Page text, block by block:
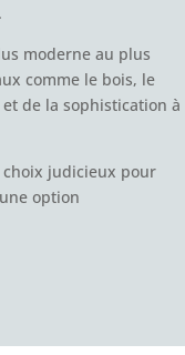
moderne au plus
comme le bois, le
de la sophistication à
choix judicieux pour
option